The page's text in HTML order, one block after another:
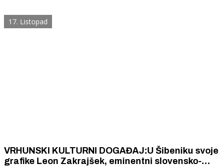
neviđenoj navijačkoj atmosferi.
17. Listopad
VRHUNSKI KULTURNI DOGAĐAJ:U Šibeniku svoje
grafike Leon Zakrajšek, eminentni slovensko-